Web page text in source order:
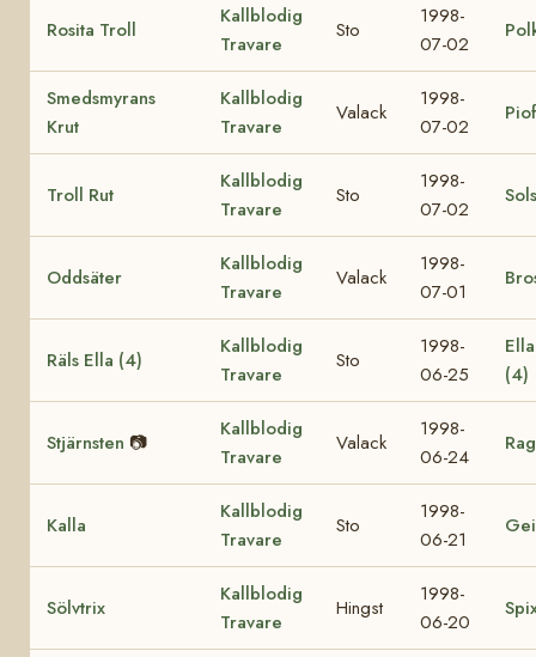
Rosita Troll
Kallblodig
Travare
Sto
1998-
07-02
Smedsmyrans
Krut
Kallblodig
Travare
Valack
1998-
07-02
Troll Rut
Kallblodig
Travare
Sto
1998-
07-02
Oddsäter
Kallblodig
Travare
Valack
1998-
07-01
Räls Ella (4)
Kallblodig
Travare
Sto
1998-
06-25
(4)
Stjärnsten 📷
Kallblodig
Travare
Valack
1998-
06-24
Kalla
Kallblodig
Travare
Sto
1998-
06-21
Sölvtrix
Kallblodig
Travare
Hingst
1998-
06-20